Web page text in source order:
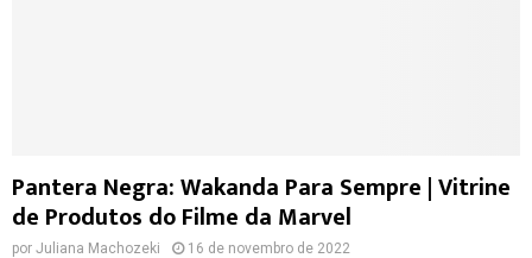
Pantera Negra: Wakanda Para Sempre | Vitrine
de Produtos do Filme da Marvel
por Juliana Machozeki 16 de novembro de 2022